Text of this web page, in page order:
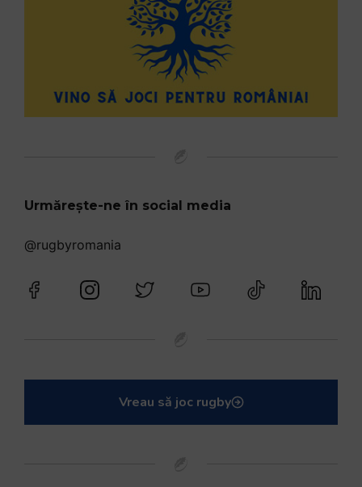
Urmărește-ne în social media
@rugbyromania
Vreau să joc rugby